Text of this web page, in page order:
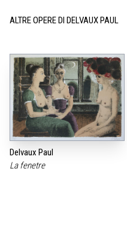
ALTRE OPERE DI DELVAUX PAUL
Delvaux Paul
La fenetre